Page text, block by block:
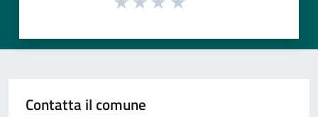
Contatta il comune